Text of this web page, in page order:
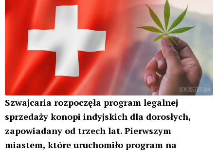
o
t
e
Szwajcaria rozpoczęła program legalnej
sprzedaży konopi indyjskich dla dorosłych,
zapowiadany od trzech lat. Pierwszym
miastem, które uruchomiło program na